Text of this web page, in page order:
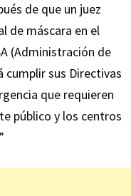
de que un juez
de máscara en el
(Administración de
cumplir sus Directivas
que requieren
público y los centros